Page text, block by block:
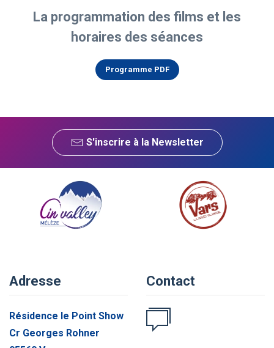
La programmation des films et les
horaires des séances
Programme PDF
S'inscrire à la Newsletter
Adresse
Résidence le Point Show
Cr Georges Rohner
Contact